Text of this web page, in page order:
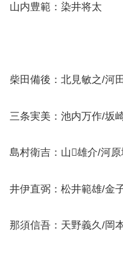
山内豊範：染井将太
柴田備後：北見敏之/河
三条実美：池内万作/坂
島村衛吉：山雄介/河
井伊直弼：松井範雄/金
那須信吾：天野義久/岡